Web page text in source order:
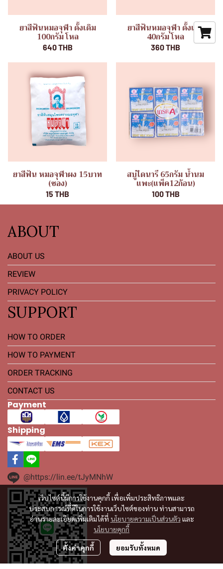
ยาสีฟันหมอจุฬา ดั้งเดิม
100กรัม โหล
640 THB
ยาสีฟันหมอจุฬา ดั้งเดิม
40กรัม โหล
360 THB
ยาสีฟัน หมอจุฬาผง 15บาท
(ซอง)
15 THB
สบู่ไดนารี 65กรัม น้ำนม
แพะ(แพ็ค12ก้อน)
100 THB
เว็บไซต์นี้มีการใช้งานคุกกี้ เพื่อเพิ่มประสิทธิภาพและ
ประสบการณ์ที่ดีในการใช้งานเว็บไซต์ของท่าน ท่านสามารถ
อ่านรายละเอียดเพิ่มเติมได้ที่ นโยบายความเป็นส่วนตัว และ
นโยบายคุกกี้
ตั้งค่าคุกกี้ ยอมรับทั้งหมด
ABOUT
ABOUT US
REVIEW
PRIVACY POLICY
SUPPORT
HOW TO ORDER
HOW TO PAYMENT
ORDER TRACKING
CONTACT US
Payment
Shipping
@https://lin.ee/tJyMNhW